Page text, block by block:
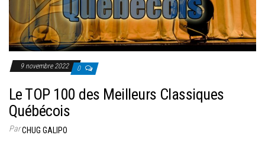
9 novembre 2022 0
Le TOP 100 des Meilleurs Classiques
Québécois
ParCHUG GALIPO